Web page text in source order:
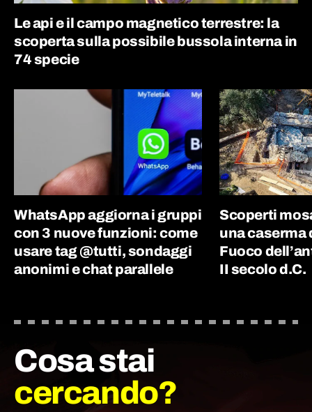
Le api e il campo magnetico terrestre: la
scoperta sulla possibile bussola interna in
74 specie
WhatsApp aggiorna i gruppi
con 3 nuove funzioni: come
usare tag @tutti, sondaggi
anonimi e chat parallele
Scoperti
una caserma
Fuoco
II secolo d.C.
Cosa stai
cercando?